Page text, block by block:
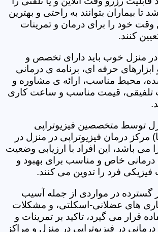
تا بیماران بتوانند به راحتی و بهترین
خود را برای درمان و تمرینات
کنند.
در منزل خوب باید دارای تخصص و
ابزارهای حرفه ای، برنامه ی درمانی
محیط مناسب، ارائه ی مشاوره و
تلفیقی، قیمت مناسب و ساعت کاری
توسط متخصصین فیزیوتراپی
مرکز درمان فیزیوتراپی در منزل در
می باشد، این افراد با ارزیابی وضعیت
درمانی خاص و مناسب برای بهبود و
فرد را تدوین می کنند.
گسترده در مواردی از جمله آسیب
های عضلانی-اسکلتی، و مشکلات
قرار می گیرد، تاکید بر تمرینات و
در فیزیوتراپی در منزل و مراکز